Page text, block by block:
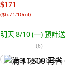
$171
($6.71/10ml)
明天 8/10 (一) 預計
(6)
满 $1,500 再省 $75